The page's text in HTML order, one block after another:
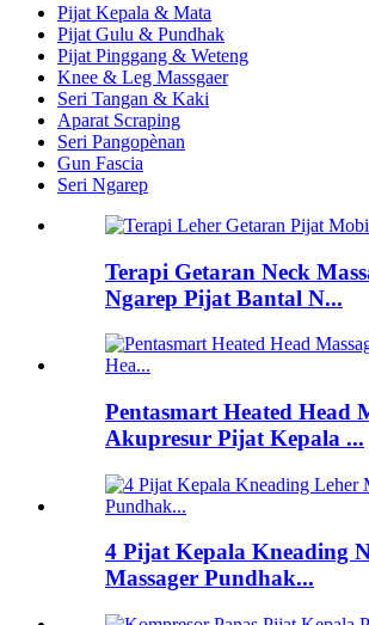
Pijat Kepala & Mata
Pijat Gulu & Pundhak
Pijat Pinggang & Weteng
Knee & Leg Massgaer
Seri Tangan & Kaki
Aparat Scraping
Seri Pangopènan
Gun Fascia
Seri Ngarep
Terapi Getaran Neck
Ngarep Pijat Bantal N...
Pentasmart Heated Head
Akupresur Pijat Kepala ...
4 Pijat Kepala Kneading
Massager Pundhak...